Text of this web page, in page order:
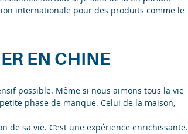
internationale pour des produits comme le
EN CHINE
possible. Même si nous aimons tous la vie
phase de manque. Celui de la maison,
de sa vie. C’est une expérience enrichissante.